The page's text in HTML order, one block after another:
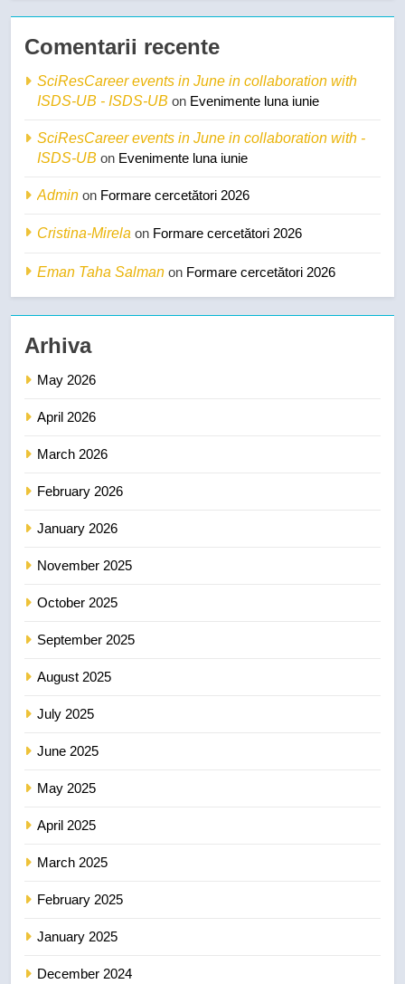
Comentarii recente
SciResCareer events in June in collaboration with
ISDS-UB - ISDS-UB on Evenimente luna iunie
SciResCareer events in June in collaboration with -
ISDS-UB on Evenimente luna iunie
Admin on Formare cercetători 2026
Cristina-Mirela on Formare cercetători 2026
Eman Taha Salman on Formare cercetători 2026
Arhiva
May 2026
April 2026
March 2026
February 2026
January 2026
November 2025
October 2025
September 2025
August 2025
July 2025
June 2025
May 2025
April 2025
March 2025
February 2025
January 2025
December 2024